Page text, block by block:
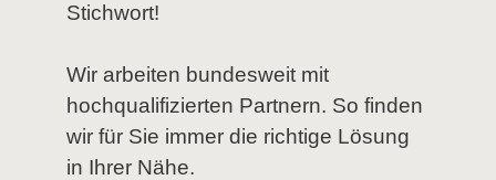
Stichwort!
Wir arbeiten bundesweit mit
hochqualifizierten Partnern. So finden
wir für Sie immer die richtige Lösung
in Ihrer Nähe.